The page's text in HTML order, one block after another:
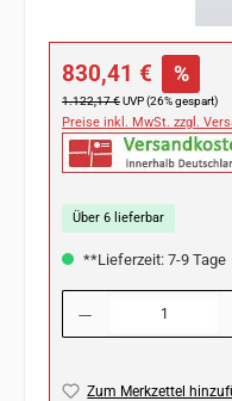
Verkaufspreis:
830,41 € %
Regulärer Preis:
1.122,17 €UVP (26% gespart)
Preise inkl. MwSt. zzgl.
Über 6 lieferbar
**Lieferzeit: 7-9 Tage
Produkt Anzahl: Gib den
Zum Merkzettel